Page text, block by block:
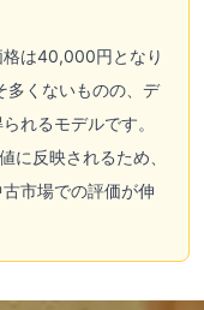
格は40,000円となり
多くないものの、デ
れるモデルです。
に反映されるため、
市場での評価が伸